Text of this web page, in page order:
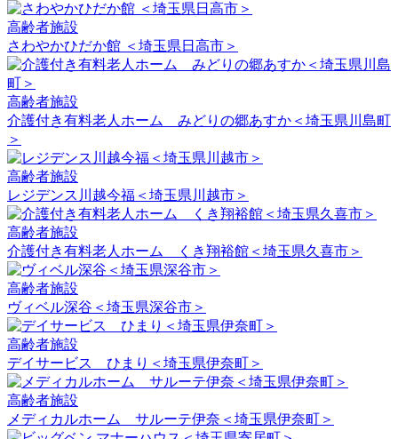
高齢者施設
さわやかひだか館 ＜埼玉県日高市＞
高齢者施設
介護付き有料老人ホーム みどりの郷あすか＜埼玉県川島町
＞
高齢者施設
レジデンス川越今福＜埼玉県川越市＞
高齢者施設
介護付き有料老人ホーム くき翔裕館＜埼玉県久喜市＞
高齢者施設
ヴィベル深谷＜埼玉県深谷市＞
高齢者施設
デイサービス ひまり＜埼玉県伊奈町＞
高齢者施設
メディカルホーム サルーテ伊奈＜埼玉県伊奈町＞